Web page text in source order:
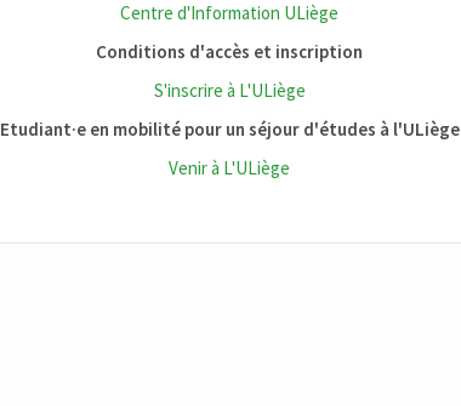
Centre d'Information ULiège
Conditions d'accès et inscription
S'inscrire à L'ULiège
Etudiant·e en mobilité pour un séjour d'études à l'ULiège
Venir à L'ULiège